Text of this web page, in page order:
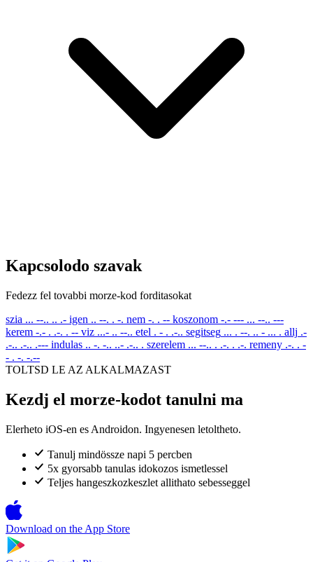
Kapcsolodo szavak
Fedezz fel tovabbi morze-kod forditasokat
szia ... --.. .. .- igen .. --. . -. nem -. . -- koszonom -.- --- ... --.. ---
kerem -.- . .-. . -- viz ...- .. --.. etel . - . .-.. segitseg ... . --. .. - ... . allj .-
.-.. .-.. .--- indulas .. -. -.. ..- .-.. . szerelem ... --.. . .-. . .-. remeny .-. . -
- . -. -.--
TOLTSD LE AZ ALKALMAZAST
Kezdj el morze-kodot tanulni ma
Elerheto iOS-en es Androidon. Ingyenesen letoltheto.
Tanulj mindössze napi 5 percben
5x gyorsabb tanulas idokozos ismetlessel
Teljes hangeszkozkeszlet allithato sebesseggel
Download on the App Store